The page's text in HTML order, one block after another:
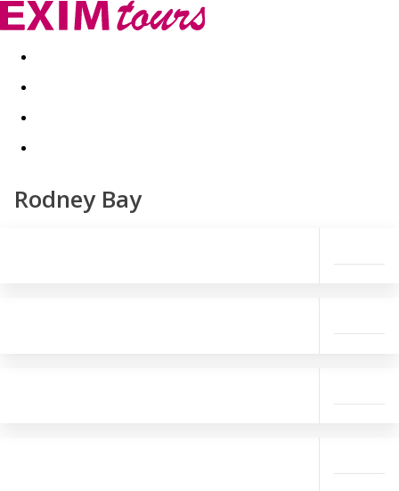
Akční nabídky Last minute
Rodney Bay